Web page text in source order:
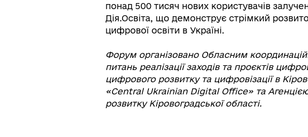
понад 500 тисяч нових користувачів
Дія.Освіта, що демонструє стрімкий
цифрової освіти в Україні.
Форум організовано Обласним
питань реалізації заходів та проєктів
цифрового розвитку та цифровізації в
«Central Ukrainian Digital Office» та
розвитку Кіровоградської області.